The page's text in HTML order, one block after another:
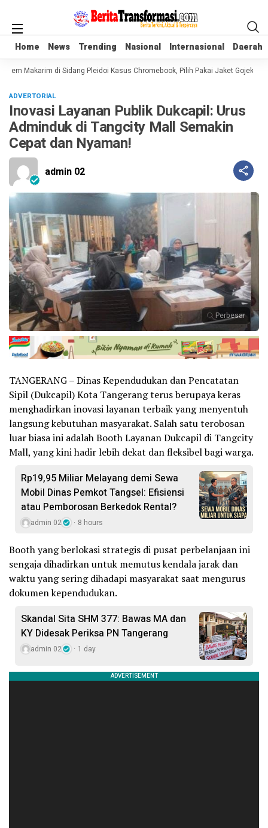
Home News Trending Nasional Internasional Daerah
Home News Trending Nasional Internasional Daerah
Makarim di Sidang Pleidoi Kasus Chromebook, Pilih Pakai Jaket Gojek
ADVERTORIAL
Inovasi Layanan Publik Dukcapil: Urus
Adminduk di Tangcity Mall Semakin
Cepat dan Nyaman!
admin 02
Perbesar
TANGERANG – Dinas Kependudukan dan Pencatatan
Sipil (Dukcapil) Kota Tangerang terus berupaya keras
menghadirkan inovasi layanan terbaik yang menyentuh
langsung kebutuhan masyarakat. Salah satu terobosan
luar biasa ini adalah Booth Layanan Dukcapil di Tangcity
Mall, yang kini hadir lebih dekat dan fleksibel bagi warga.
Rp19,95 Miliar Melayang demi Sewa
Mobil Dinas Pemkot Tangsel: Efisiensi
atau Pemborosan Berkedok Rental?
admin 02 8 hours
Booth yang berlokasi strategis di pusat perbelanjaan ini
sengaja dihadirkan untuk memutus kendala jarak dan
waktu yang sering dihadapi masyarakat saat mengurus
dokumen kependudukan.
Skandal Sita SHM 377: Bawas MA dan
KY Didesak Periksa PN Tangerang
admin 02 1 day